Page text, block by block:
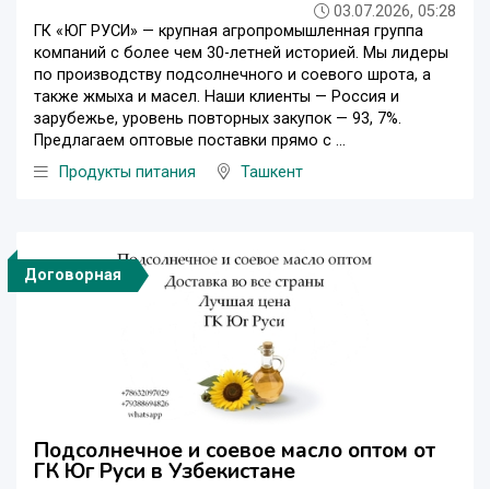
03.07.2026, 05:28
ГК «ЮГ РУСИ» — крупная агропромышленная группа
компаний с более чем 30-летней историей. Мы лидеры
по производству подсолнечного и соевого шрота, а
также жмыха и масел. Наши клиенты — Россия и
зарубежье, уровень повторных закупок — 93, 7%.
Предлагаем оптовые поставки прямо с ...
Продукты питания
Ташкент
Договорная
Подсолнечное и соевое масло оптом от
ГК Юг Руси в Узбекистане